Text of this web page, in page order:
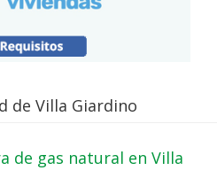
de Villa Giardino
de gas natural en Villa